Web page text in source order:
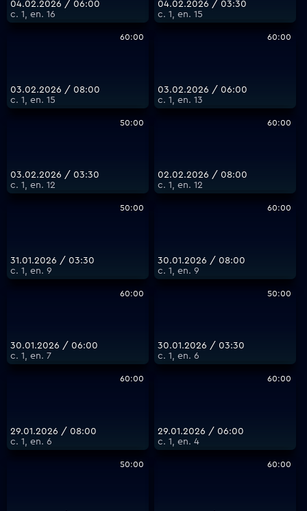
04.02.2026 / 06:00
с. 1, еп. 16
04.02.2026 / 03:30
с. 1, еп. 15
60:00
03.02.2026 / 08:00
с. 1, еп. 15
60:00
03.02.2026 / 06:00
с. 1, еп. 13
50:00
03.02.2026 / 03:30
с. 1, еп. 12
60:00
02.02.2026 / 08:00
с. 1, еп. 12
50:00
31.01.2026 / 03:30
с. 1, еп. 9
60:00
30.01.2026 / 08:00
с. 1, еп. 9
60:00
30.01.2026 / 06:00
с. 1, еп. 7
50:00
30.01.2026 / 03:30
с. 1, еп. 6
60:00
29.01.2026 / 08:00
с. 1, еп. 6
60:00
29.01.2026 / 06:00
с. 1, еп. 4
50:00 60:00